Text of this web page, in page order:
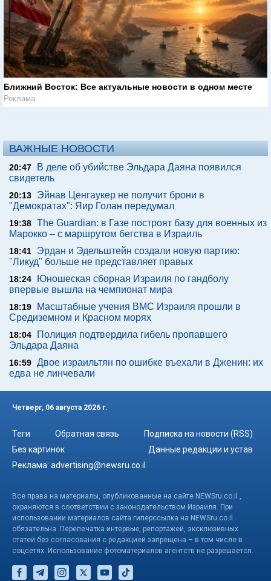
Ближний Восток: Все актуальные новости в одном месте
Реклама
ВАЖНЫЕ НОВОСТИ
20:47
В деле об убийстве Эльдара Даяна появился
свидетель
20:13
Эйнав Ценгаукер не получит брони в
"Демократах": Яир Голан передумал
19:38 The Guardian: в Газе построят базу для военных из
Марокко – с маршрутом бегства в Израиль
18:41
Эрдан и Эдельштейн создали новую партию:
"Ликуд" больше не представляет правых
18:24
Юношеская сборная Израиля по гандболу
впервые вышла на чемпионат мира
18:19
Масштабные учения ВМС Израиля прошли в
Средиземном и Красном морях
18:04
Полиция подтвердила гибель пропавшего
Эльдара Даяна
16:59 Двое израильтян по ошибке въехали в Дженин: их
едва не линчевали
Четверг, 06 августа 2026 г.
Теги Обратная связь
Подписка на новости (RSS)
Без картинок
Данные редакции и устав
Реклама: advertising@newsru.co.il
Все права на материалы, опубликованные на сайте NEWSru.co.il ,
охраняются в соответствии с законодательством Израиля. При
использовании материалов сайта гиперссылка на NEWSru.co.il
обязательна. Перепечатка интервью, репортажей, эксклюзивных
статей без согласования с редакцией запрещена – в том числе в
соцсетях. Использование фотоматериалов агентств не разрешается.